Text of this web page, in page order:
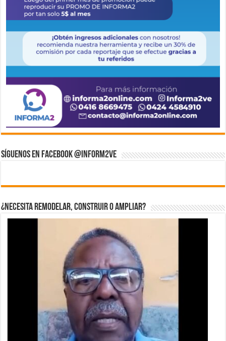
Síguenos en Facebook @inform2Ve
¿Necesita Remodelar, Construir o ampliar?